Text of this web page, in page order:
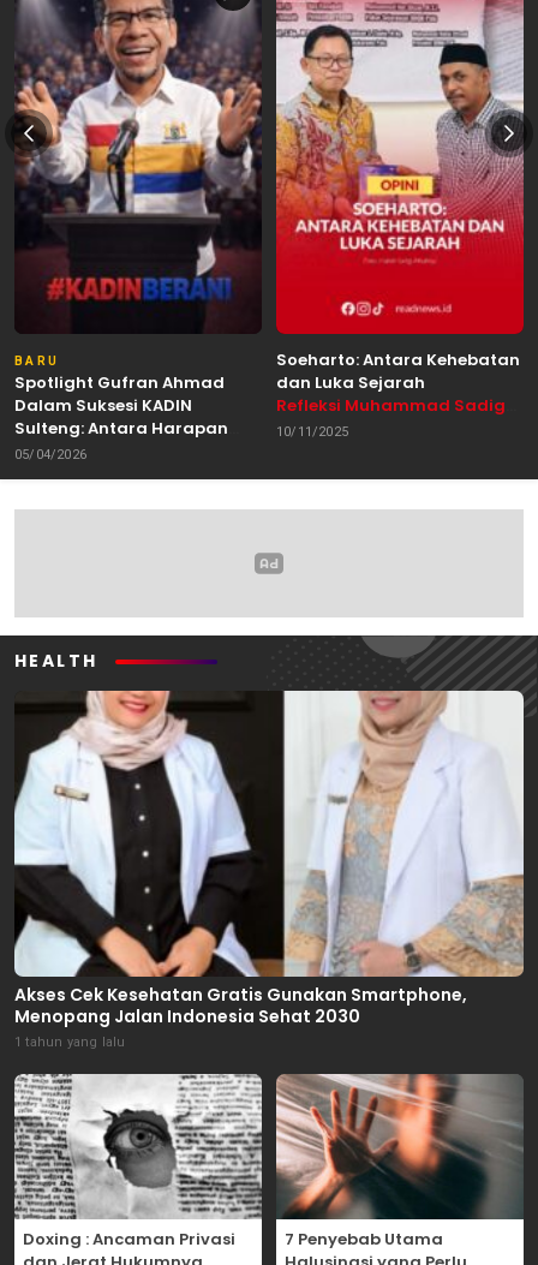
BARU
Spotlight Gufran Ahmad
Dalam Suksesi KADIN
Sulteng: Antara Harapan
dan Kebutuhan Perubahan
Oleh: Anshar Munir
05/04/2026
Soeharto: Antara Kehebatan
dan Luka Sejarah
Refleksi Muhammad Sadig
Alhabsyie, Akademisi UIN
Pemerhati Gerakan
10/11/2025
HEALTH
Akses Cek Kesehatan Gratis Gunakan Smartphone,
Menopang Jalan Indonesia Sehat 2030
1 tahun yang lalu
Doxing : Ancaman Privasi
7 Penyebab Utama